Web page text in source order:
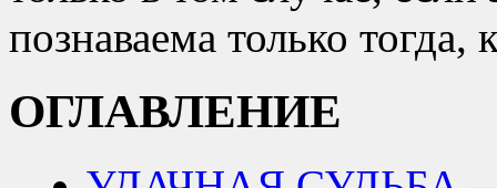
познаваема только тогда,
ОГЛАВЛЕНИЕ